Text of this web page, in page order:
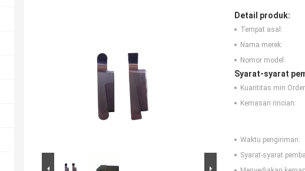
Detail produk:
Tempat asal:
Nama merek:
Nomor model:
Syarat-syarat
Kuantitas min
Kemasan rincian:
Waktu pengiriman:
Syarat-syarat